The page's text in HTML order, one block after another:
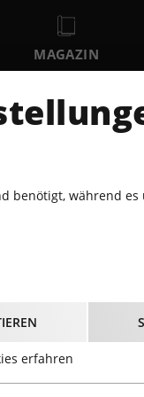
MAGAZIN
MI 13
benötigt, während
erfahren